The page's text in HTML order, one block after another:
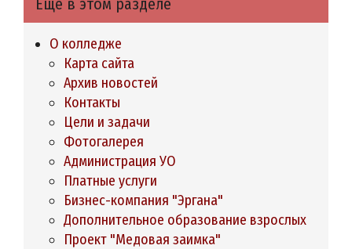
Ещё в этом разделе
О колледже
Карта сайта
Архив новостей
Контакты
Цели и задачи
Фотогалерея
Администрация УО
Платные услуги
Бизнес-компания "Эргана"
Дополнительное образование взрослых
Проект "Медовая заимка"